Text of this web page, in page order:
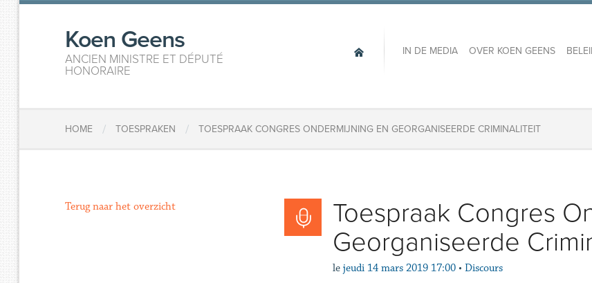
Koen Geens
ANCIEN MINISTRE ET DÉPUTÉ
HONORAIRE
IN DE MEDIA OVER KOEN GEENS
HOME / TOESPRAKEN / TOESPRAAK CONGRES ONDERMIJNING EN GEORGANISEERDE CRIMINALITEIT
Toespraak Congres
Georganiseerde
le jeudi 14 mars 2019 17:00 • Discours
Terug naar het overzicht